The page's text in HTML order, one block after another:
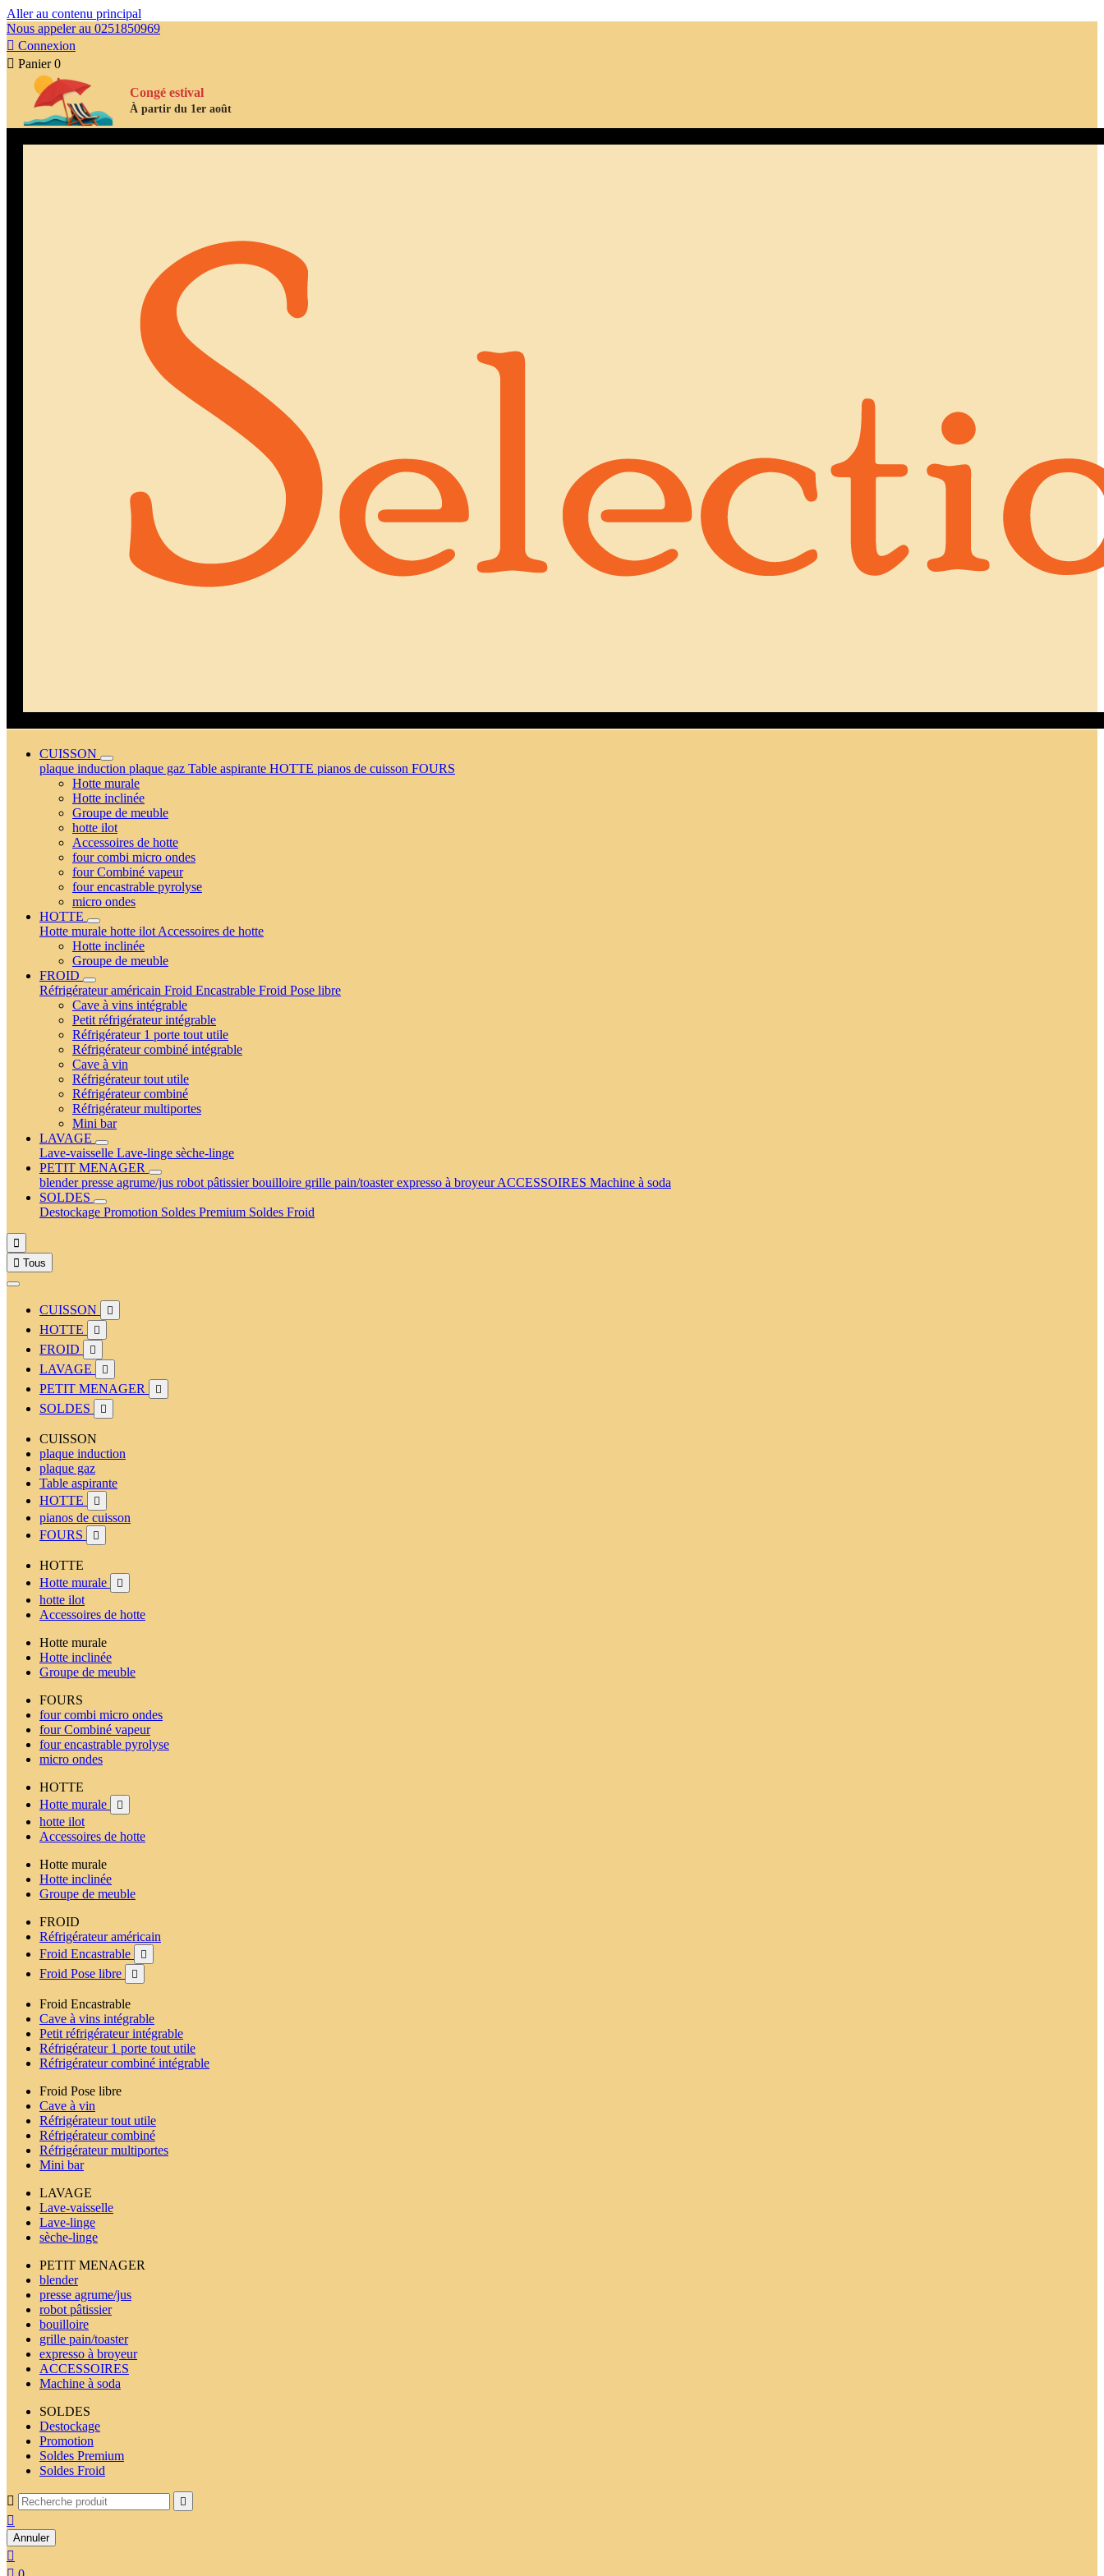
Aller au contenu principal
Nous appeler au 0251850969
 Connexion
 Panier 0
Congé estival
À partir du 1er août
CUISSON
plaque induction plaque gaz Table aspirante HOTTE pianos de cuisson FOURS
Hotte murale
Hotte inclinée
Groupe de meuble
hotte ilot
Accessoires de hotte
four combi micro ondes
four Combiné vapeur
four encastrable pyrolyse
micro ondes
HOTTE
Hotte murale hotte ilot Accessoires de hotte
Hotte inclinée
Groupe de meuble
FROID
Réfrigérateur américain Froid Encastrable Froid Pose libre
Cave à vins intégrable
Petit réfrigérateur intégrable
Réfrigérateur 1 porte tout utile
Réfrigérateur combiné intégrable
Cave à vin
Réfrigérateur tout utile
Réfrigérateur combiné
Réfrigérateur multiportes
Mini bar
LAVAGE
Lave-vaisselle Lave-linge sèche-linge
PETIT MENAGER
blenderpresse agrume/jus robot pâtissierbouilloire grille pain/toasterexpresso à broyeurACCESSOIRES Machine à soda
SOLDES
Destockage Promotion Soldes Premium Soldes Froid

 Tous
CUISSON 
HOTTE 
FROID 
LAVAGE 
PETIT MENAGER 
SOLDES 
CUISSON
plaque induction
plaque gaz
Table aspirante
HOTTE

pianos de cuisson
FOURS

HOTTE
Hotte murale

hotte ilot
Accessoires de hotte
Hotte murale
Hotte inclinée
Groupe de meuble
FOURS
four combi micro ondes
four Combiné vapeur
four encastrable pyrolyse
micro ondes
HOTTE
Hotte murale

hotte ilot
Accessoires de hotte
Hotte murale
Hotte inclinée
Groupe de meuble
FROID
Réfrigérateur américain
Froid Encastrable

Froid Pose libre 
Froid Encastrable
Cave à vins intégrable
Petit réfrigérateur intégrable
Réfrigérateur 1 porte tout utile
Réfrigérateur combiné intégrable
Froid Pose libre
Cave à vin
Réfrigérateur tout utile
Réfrigérateur combiné
Réfrigérateur multiportes
Mini bar
LAVAGE
Lave-vaisselle
Lave-linge
sèche-linge
PETIT MENAGER
blender
presse agrume/jus
robot pâtissier
bouilloire
grille pain/toaster
expresso à broyeur
ACCESSOIRES
Machine à soda
SOLDES
Destockage
Promotion
Soldes Premium
Soldes Froid
 

Annuler
